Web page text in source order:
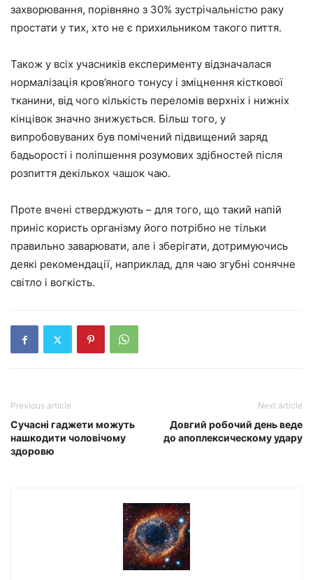
захворювання, порівняно з 30% зустрічальністю раку
простати у тих, хто не є прихильником такого пиття.
Також у всіх учасників експерименту відзначалася
нормалізація кров’яного тонусу і зміцнення кісткової
тканини, від чого кількість переломів верхніх і нижніх
кінцівок значно знижується. Більш того, у
випробовуваних був помічений підвищений заряд
бадьорості і поліпшення розумових здібностей після
розпиття декількох чашок чаю.
Проте вчені стверджують – для того, що такий напій
приніс користь організму його потрібно не тільки
правильно заварювати, але і зберігати, дотримуючись
деякі рекомендації, наприклад, для чаю згубні сонячне
світло і вогкість.
Previous article
Сучасні гаджети можуть
нашкодити чоловічому
здоровю
Next article
Довгий робочий день веде
до апоплексическому удару